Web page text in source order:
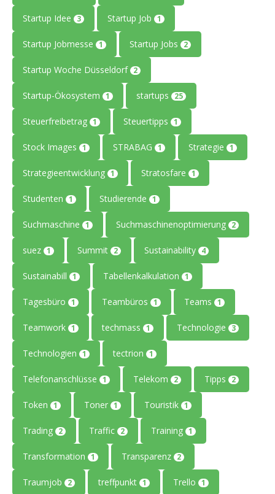
Startup Idee 3 Startup Job 1
Startup Jobmesse 1 Startup Jobs 2
Startup Woche Düsseldorf 2
Startup-Ökosystem 1 startups 25
Steuerfreibetrag 1 Steuertipps 1
Stock Images 1 STRABAG 1 Strategie 1
Strategieentwicklung 1 Stratosfare 1
Studenten 1 Studierende 1
Suchmaschine 1 Suchmaschinenoptimierung 2
suez 1 Summit 2 Sustainability 4
Sustainabill 1 Tabellenkalkulation 1
Tagesbüro 1 Teambüros 1 Teams 1
Teamwork 1 techmass 1 Technologie 3
Technologien 1 tectrion 1
Telefonanschlüsse 1 Telekom 2 Tipps 2
Token 1 Toner 1 Touristik 1
Trading 2 Traffic 2 Training 1
Transformation 1 Transparenz 2
Traumjob 2 treffpunkt 1 Trello 1